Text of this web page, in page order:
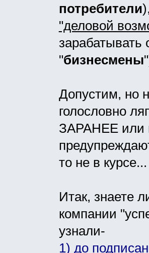
потребители
"деловой
зарабатывать
"бизнесмены
Допустим, но
голословно
ЗАРАНЕЕ или
то не в курсе...
Итак, знаете
компании
узнали-
1) до